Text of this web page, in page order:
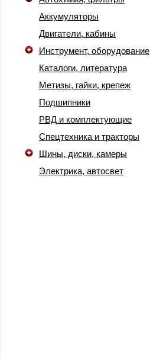
Аккумуляторы
Двигатели, кабины
Инструмент, оборудование
Каталоги, литература
Метизы, гайки, крепеж
Подшипники
РВД и комплектующие
Спецтехника и тракторы
Шины, диски, камеры
Электрика, автосвет